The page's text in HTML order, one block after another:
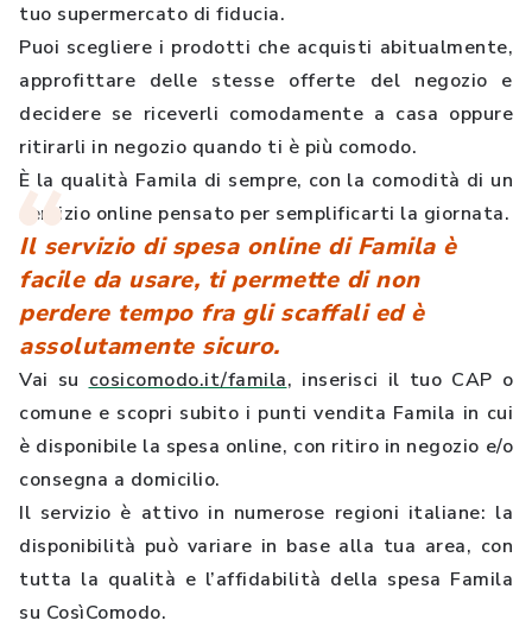
tuo supermercato di fiducia.
Puoi scegliere i prodotti che acquisti abitualmente,
approfittare delle stesse offerte del negozio e
decidere se riceverli comodamente a casa oppure
ritirarli in negozio quando ti è più comodo.
È la qualità Famila di sempre, con la comodità di un
servizio online pensato per semplificarti la giornata.
Il servizio di spesa online di Famila è
facile da usare, ti permette di non
perdere tempo fra gli scaffali ed è
assolutamente sicuro.
Vai su cosicomodo.it/famila, inserisci il tuo CAP o
comune e scopri subito i punti vendita Famila in cui
è disponibile la spesa online, con ritiro in negozio e/o
consegna a domicilio.
Il servizio è attivo in numerose regioni italiane: la
disponibilità può variare in base alla tua area, con
tutta la qualità e l’affidabilità della spesa Famila
su CosìComodo.